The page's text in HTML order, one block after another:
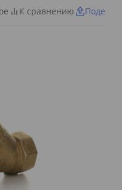
К сравнению